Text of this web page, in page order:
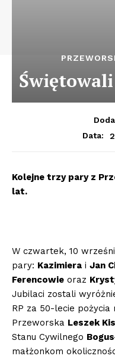
Data:
Kolejne trzy pary z
lat.
W czwartek, 10
pary: Kazimiera i Jan
Ferencowie oraz
Jubilaci zostali
RP za 50-lecie pożycia
Przeworska Leszek
Stanu Cywilnego
małżonkom